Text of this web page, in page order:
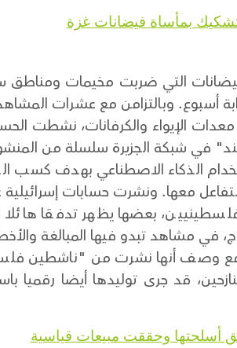
بمأساة فيضانات غزة
التي ضربت مخيمات
أسبوع. وبالتزامن مع عشرات
الإيواء والكرفانات، نشطت
في شبكة الجزيرة سلسلة من
الذكاء الاصطناعي بهدف كسب
معها. ونشرت حسابات
بعضها يظهر تدفقا هائلا
في مشاهد تبدو فيها المبالغة
مع وصف أنها نشرت من "ناشطين
قد جرى توليدها أيضا رقميا
أسلحتها وحققت مبيعات قياسية